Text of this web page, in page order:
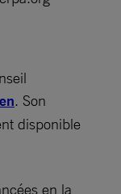
. Son
disponible
en la